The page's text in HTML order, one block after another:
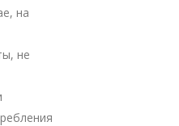
на
не